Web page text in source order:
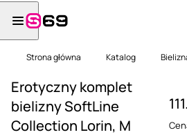
Strona główna Katalog
Erotyczny komplet
bielizny SoftLine
Collection Lorin, M